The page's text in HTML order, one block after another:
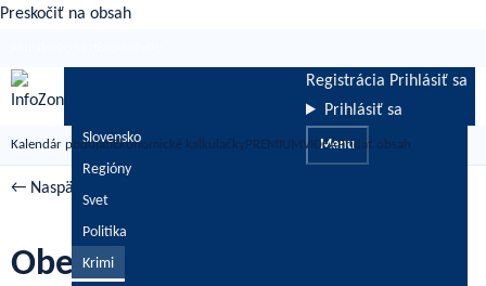
Preskočiť na obsah
Slovensko
Regióny
Svet
Politika
Krimi
Registrácia Prihlásiť sa
Prihlásiť sa
Menu
Kalendár podujatíEkonomické kalkulačkyPREMIUMVIDEÁPridať obsah
← Naspäť
Obec varuje rodičov! Cudzí